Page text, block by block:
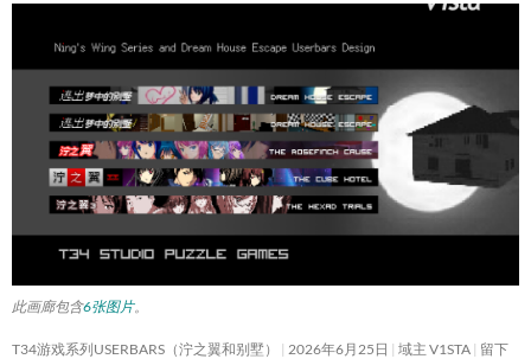
此画廊包含6张图片。
T34游戏系列USERBARS（泞之翼和别墅） 2026年6月25日 域主 V1STA 留下